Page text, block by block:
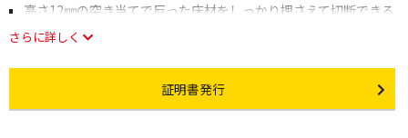
高さ12㎜の突き当てで反った床材をしっかり押さえて切断できる
さらに詳しく
Certificate Issuance
証明書発行